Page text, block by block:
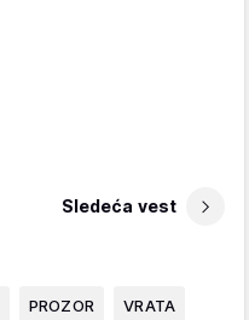
Sledeća vest
PROZOR VRATA